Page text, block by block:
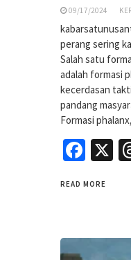
09/17/2024
perang sering
Salah satu
adalah formasi
kecerdasan
pandang
Formasi
X
READ MORE